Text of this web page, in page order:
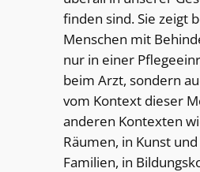
finden sind. Sie zeigt
Menschen mit
nur in einer
beim Arzt, sondern
vom Kontext dieser
anderen Kontexten
Räumen, in Kunst
Familien, in